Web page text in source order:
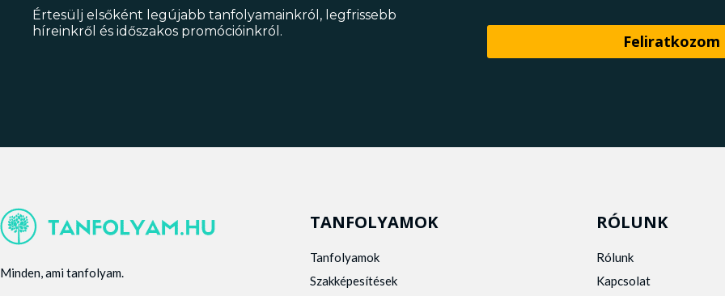
Értesülj elsőként legújabb tanfolyamainkról, legfrissebb
híreinkről és időszakos promócióinkról.
Minden, ami tanfolyam.
TANFOLYAMOK
Tanfolyamok
Szakképesítések
RÓLUNK
Rólunk
Kapcsolat